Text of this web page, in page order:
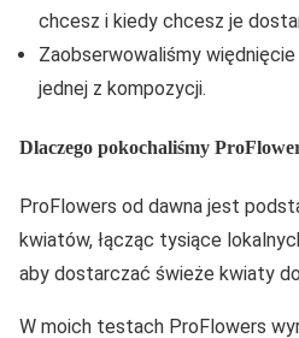
chcesz i kiedy chcesz je
Zaobserwowaliśmy
jednej z kompozycji.
Dlaczego pokochaliśmy
ProFlowers od dawna jest
kwiatów, łącząc tysiące
aby dostarczać świeże kwiaty
W moich testach ProFlowers